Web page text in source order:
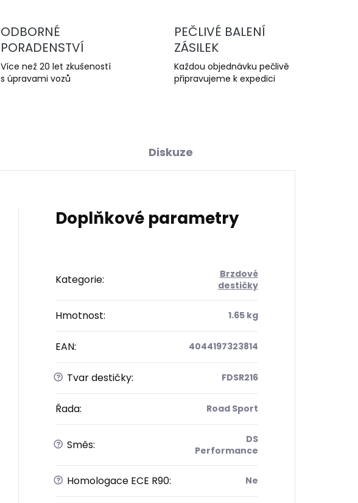
ODBORNÉ
PORADENSTVÍ
Více než 20 let zkušeností
s úpravami vozů
PEČLIVÉ BALENÍ
ZÁSILEK
Každou objednávku pečlivě
připravujeme k expedici
Diskuze
Doplňkové parametry
Kategorie:
Brzdové
destičky
Hmotnost: 1.65 kg
EAN: 4044197323814
? Tvar destičky: FDSR216
Řada: Road Sport
? Směs:
DS
Performance
? Homologace ECE R90: Ne